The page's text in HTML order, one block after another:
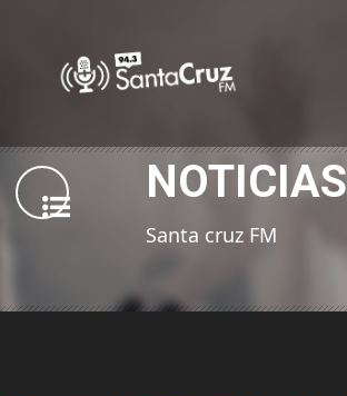
NOTICIAS
Santa cruz FM